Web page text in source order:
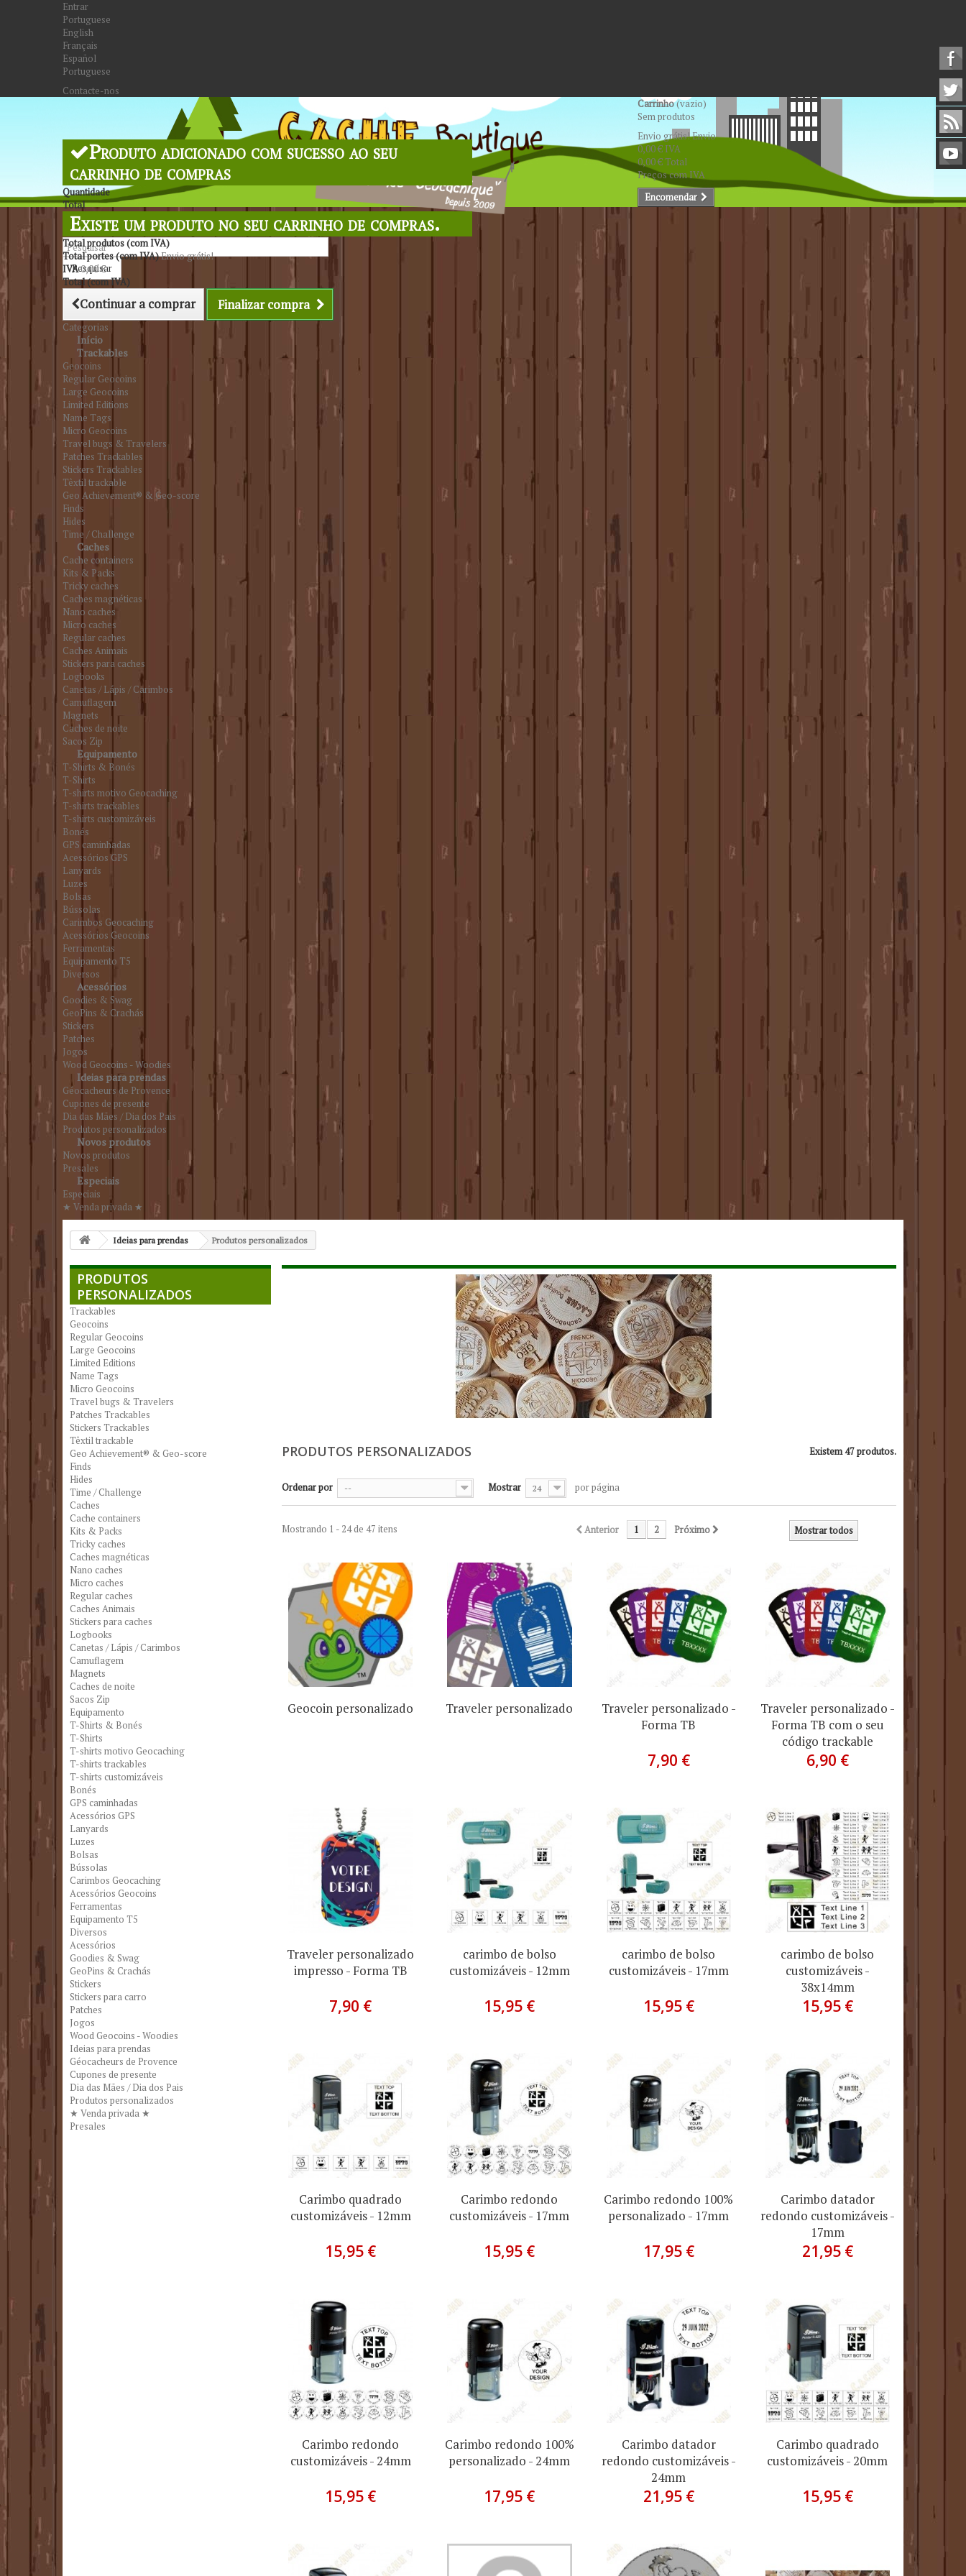
Entrar
Portuguese
English
Français
Español
Portuguese
Contacte-nos
Pesquisar
Carrinho(vazio)
Sem produtos
Envio grátis!Envio
0,00 € IVA
0,00 €Total
Preços com IVA
Encomendar
Produto adicionado com sucesso ao seu
carrinho de compras
Quantidade
Total
Existe um produto no seu carrinho de compras.
Total produtos (com IVA)
Total portes (com IVA)Envio grátis!
IVA0,00 €
Total (com IVA)
Continuar a comprar Finalizar compra
Categorias
Início
Trackables
Geocoins
Regular Geocoins
Large Geocoins
Limited Editions
Name Tags
Micro Geocoins
Travel bugs & Travelers
Patches Trackables
Stickers Trackables
Têxtil trackable
Geo Achievement® & Geo-score
Finds
Hides
Time / Challenge
Caches
Cache containers
Kits & Packs
Tricky caches
Caches magnéticas
Nano caches
Micro caches
Regular caches
Caches Animais
Stickers para caches
Logbooks
Canetas / Lápis / Carimbos
Camuflagem
Magnets
Caches de noite
Sacos Zip
Equipamento
T-Shirts & Bonés
T-Shirts
T-shirts motivo Geocaching
T-shirts trackables
T-shirts customizáveis
Bonés
GPS caminhadas
Acessórios GPS
Lanyards
Luzes
Bolsas
Bússolas
Carimbos Geocaching
Acessórios Geocoins
Ferramentas
Equipamento T5
Diversos
Acessórios
Goodies & Swag
GeoPins & Crachás
Stickers
Patches
Jogos
Wood Geocoins - Woodies
Ideias para prendas
Géocacheurs de Provence
Cupones de presente
Dia das Mães / Dia dos Pais
Produtos personalizados
Novos produtos
Novos produtos
Presales
Especiais
Especiais
★ Venda privada ★
Ideias para prendas Produtos personalizados
PRODUTOS
PERSONALIZADOS
Trackables
Geocoins
Regular Geocoins
Large Geocoins
Limited Editions
Name Tags
Micro Geocoins
Travel bugs & Travelers
Patches Trackables
Stickers Trackables
Têxtil trackable
Geo Achievement® & Geo-score
Finds
Hides
Time / Challenge
Caches
Cache containers
Kits & Packs
Tricky caches
Caches magnéticas
Nano caches
Micro caches
Regular caches
Caches Animais
Stickers para caches
Logbooks
Canetas / Lápis / Carimbos
Camuflagem
Magnets
Caches de noite
Sacos Zip
Equipamento
T-Shirts & Bonés
T-Shirts
T-shirts motivo Geocaching
T-shirts trackables
T-shirts customizáveis
Bonés
GPS caminhadas
Acessórios GPS
Lanyards
Luzes
Bolsas
Bússolas
Carimbos Geocaching
Acessórios Geocoins
Ferramentas
Equipamento T5
Diversos
Acessórios
Goodies & Swag
GeoPins & Crachás
Stickers
Stickers para carro
Patches
Jogos
Wood Geocoins - Woodies
Ideias para prendas
Géocacheurs de Provence
Cupones de presente
Dia das Mães / Dia dos Pais
Produtos personalizados
★ Venda privada ★
Presales
PRODUTOS PERSONALIZADOS Existem 47 produtos.
Ordenar por -- Mostrar 24 por página
Mostrar todos
Anterior 1 2 Próximo
Mostrando 1 - 24 de 47 itens
Geocoin personalizado Traveler personalizado
Traveler personalizado -
Forma TB
7,90 €
Traveler personalizado -
Forma TB com o seu
código trackable
6,90 €
Traveler personalizado
impresso - Forma TB
7,90 €
carimbo de bolso
customizáveis - 12mm
15,95 €
carimbo de bolso
customizáveis - 17mm
15,95 €
carimbo de bolso
customizáveis -
38x14mm
15,95 €
Carimbo quadrado
customizáveis - 12mm
15,95 €
Carimbo redondo
customizáveis - 17mm
15,95 €
Carimbo redondo 100%
personalizado - 17mm
17,95 €
Carimbo datador
redondo customizáveis -
17mm
21,95 €
Carimbo redondo
customizáveis - 24mm
15,95 €
Carimbo redondo 100%
personalizado - 24mm
17,95 €
Carimbo datador
redondo customizáveis -
24mm
21,95 €
Carimbo quadrado
customizáveis - 20mm
15,95 €